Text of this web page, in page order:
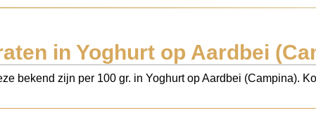
in Yoghurt op Aardbei
bekend zijn per 100 gr. in Yoghurt op Aardbei (Campina).